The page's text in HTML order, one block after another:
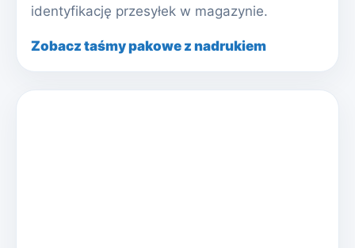
identyfikację przesyłek w magazynie.
Zobacz taśmy pakowe z nadrukiem